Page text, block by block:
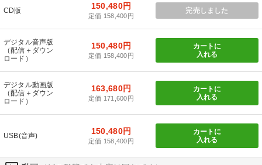
全国経営者セミナー収録〈売れ筋・人気ランキング〉＆新刊・好
評講話
【6月】音声・映像
2025年春季全国経営者セミナー収録講演ＣＤ・講演ＤＶＤ・デジ
タル版（音声／動画ストリーミング・ダウンロード）
最新技術・トレンド 148回夏季大会 147回春季大会
CD版 150,480円
定価 158,400円
完売しました
デジタル音声版
（配信＋ダウン
ロード）
150,480円
定価 158,400円
カートに
入れる
デジタル動画版
（配信＋ダウン
ロード）
163,680円
定価 171,600円
カートに
入れる
USB(音声) 150,480円
定価 158,400円
カートに
入れる